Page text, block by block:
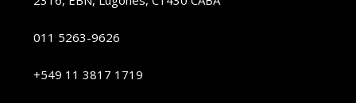
011 5263-9626
+549 11 3817 1719